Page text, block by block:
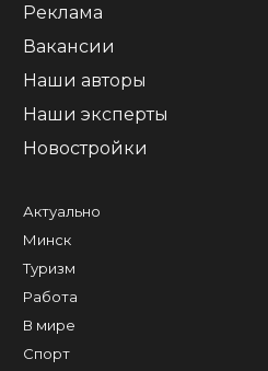
Реклама
Вакансии
Наши авторы
Наши эксперты
Новостройки
Актуально
Минск
Туризм
Работа
В мире
Спорт